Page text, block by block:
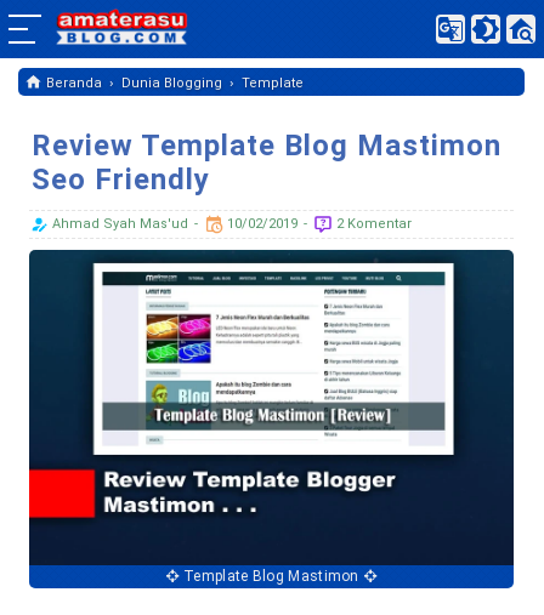
Beranda › Dunia Blogging › Template
Review Template Blog Mastimon
Seo Friendly
Ahmad Syah Mas'ud 10/02/2019 2 Komentar
Template Blog Mastimon